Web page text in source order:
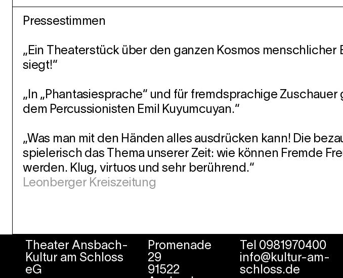
Pressestimmen
„ Ein Theaterstück über den ganzen Kosmos
siegt!“
„ In „Phantasiesprache“ und für fremdsprachige
dem Percussionisten Emil Kuyumcuyan.“
„Was man mit den Händen alles ausdrücken kann! Die
spielerisch das Thema unserer Zeit: wie können Fremde
werden. Klug, virtuos und sehr berührend.“
Leonberger Kreiszeitung
Theater Ansbach-
Kultur am Schloss
eG
Promenade
29
91522
Tel 0981970400
info@kultur-am-
schloss.de